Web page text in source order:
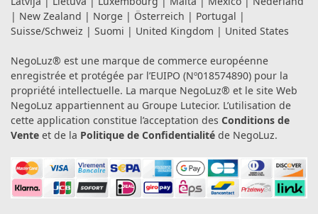
| New Zealand | Norge | Österreich | Portugal |
Suisse/Schweiz | Suomi | United Kingdom | United States
NegoLuz® est une marque de commerce européenne
enregistrée et protégée par l’EUIPO (Nº018574890) pour la
propriété intellectuelle. La marque NegoLuz® et le site Web
NegoLuz appartiennent au Groupe Lutecior. L’utilisation de
cette application constitue l’acceptation des Conditions de
Vente et de la Politique de Confidentialité de NegoLuz.